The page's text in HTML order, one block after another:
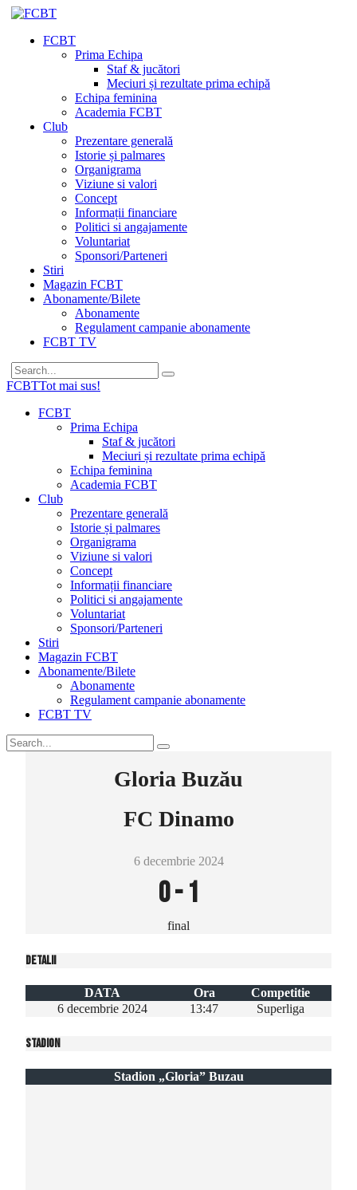
FCBT
Prima Echipa
Staf & jucători
Meciuri și rezultate prima echipă
Echipa feminina
Academia FCBT
Club
Prezentare generală
Istorie și palmares
Organigrama
Viziune si valori
Concept
Informații financiare
Politici si angajamente
Voluntariat
Sponsori/Parteneri
Stiri
Magazin FCBT
Abonamente/Bilete
Abonamente
Regulament campanie abonamente
FCBT TV
FCBTTot mai sus!
FCBT
Prima Echipa
Staf & jucători
Meciuri și rezultate prima echipă
Echipa feminina
Academia FCBT
Club
Prezentare generală
Istorie și palmares
Organigrama
Viziune si valori
Concept
Informații financiare
Politici si angajamente
Voluntariat
Sponsori/Parteneri
Stiri
Magazin FCBT
Abonamente/Bilete
Abonamente
Regulament campanie abonamente
FCBT TV
Gloria Buzău
FC Dinamo
6 decembrie 2024
0-1
final
Detalii
DATA Ora
Competitie
6 decembrie 2024
13:47 Superliga
Stadion
Stadion „Gloria” Buzau